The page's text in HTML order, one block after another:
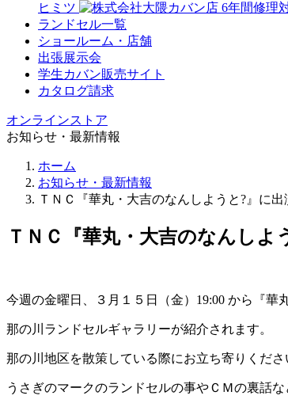
ヒミツ
6年間修理
ランドセル一覧
ショールーム・店舗
出張展示会
学生カバン販売サイト
カタログ請求
オンラインストア
お知らせ・最新情報
ホーム
お知らせ・最新情報
ＴＮＣ『華丸・大吉のなんしようと?』に出
ＴＮＣ『華丸・大吉のなんしよ
今週の金曜日、３月１５日（金）19:00 から『華
那の川ランドセルギャラリーが紹介されます。
那の川地区を散策している際にお立ち寄りくださ
うさぎのマークのランドセルの事やＣＭの裏話な